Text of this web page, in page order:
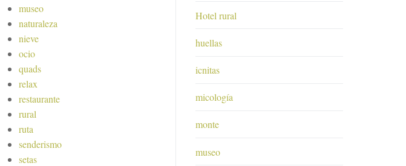
museo
naturaleza
nieve
ocio
quads
relax
restaurante
rural
ruta
senderismo
setas
Hotel rural
huellas
icnitas
micología
monte
museo